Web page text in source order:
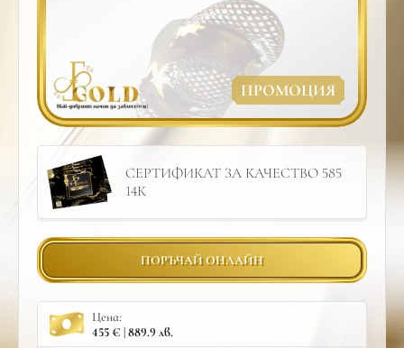
ПРОМОЦИЯ
СЕРТИФИКАТ ЗА КАЧЕСТВО 585
14К
ПОРЪЧАЙ ОНЛАЙН
Цена:
455 € | 889.9 лв.